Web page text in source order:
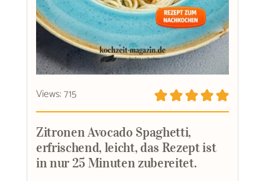
Views: 715
Zitronen Avocado Spaghetti,
erfrischend, leicht, das Rezept ist
in nur 25 Minuten zubereitet.